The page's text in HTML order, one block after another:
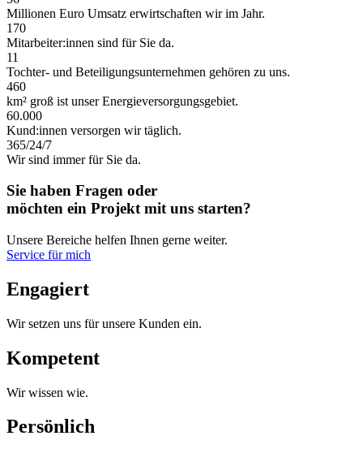
Millionen Euro Umsatz erwirtschaften wir im Jahr.
170
Mitarbeiter:innen sind für Sie da.
11
Tochter- und Beteiligungsunternehmen gehören zu uns.
460
km² groß ist unser Energieversorgungsgebiet.
60.000
Kund:innen versorgen wir täglich.
365/24/7
Wir sind immer für Sie da.
Sie haben Fragen oder
möchten ein Projekt mit uns starten?
Unsere Bereiche helfen Ihnen gerne weiter.
Service für mich
Engagiert
Wir setzen uns für unsere Kunden ein.
Kompetent
Wir wissen wie.
Persönlich